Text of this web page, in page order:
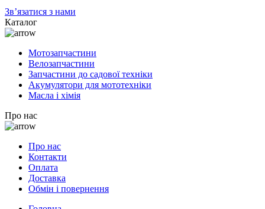
Зв’язатися з нами
Каталог
Мотозапчастини
Велозапчастини
Запчастини до садової техніки
Акумулятори для мототехніки
Масла і хімія
Про нас
Про нас
Контакти
Оплата
Доставка
Обмін і повернення